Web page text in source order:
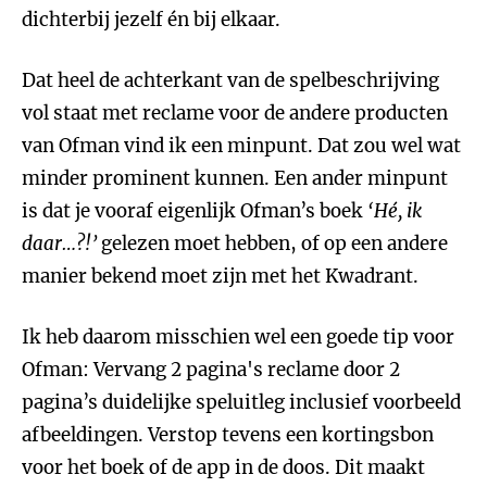
dichterbij jezelf én bij elkaar.
Dat heel de achterkant van de spelbeschrijving
vol staat met reclame voor de andere producten
van Ofman vind ik een minpunt. Dat zou wel wat
minder prominent kunnen. Een ander minpunt
is dat je vooraf eigenlijk Ofman’s boek ‘Hé, ik
daar…?!’gelezen moet hebben, of op een andere
manier bekend moet zijn met het Kwadrant.
Ik heb daarom misschien wel een goede tip voor
Ofman: Vervang 2 pagina's reclame door 2
pagina’s duidelijke speluitleg inclusief voorbeeld
afbeeldingen. Verstop tevens een kortingsbon
voor het boek of de app in de doos. Dit maakt